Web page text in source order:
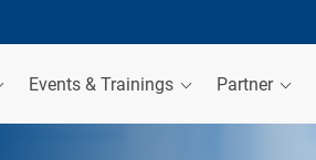
Events & Trainings Partner